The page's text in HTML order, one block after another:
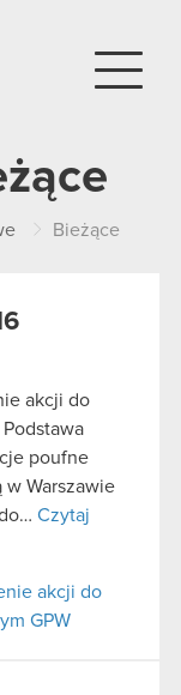
Bieżące
akcji do
poufne
w Warszawie
Czytaj
akcji do
GPW